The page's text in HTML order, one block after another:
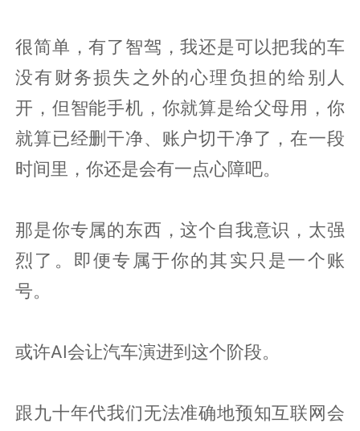
很简单，有了智驾，我还是可以把我的车
没有财务损失之外的心理负担的给别人
开，但智能手机，你就算是给父母用，你
就算已经删干净、账户切干净了，在一段
时间里，你还是会有一点心障吧。
那是你专属的东西，这个自我意识，太强
烈了。即便专属于你的其实只是一个账
号。
或许AI会让汽车演进到这个阶段。
跟九十年代我们无法准确地预知互联网会